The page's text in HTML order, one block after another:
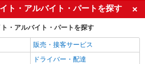
ト・アルバイト・パートを探す
・アルバイト・パートを探す
販売・接客サービス
ドライバー・配達